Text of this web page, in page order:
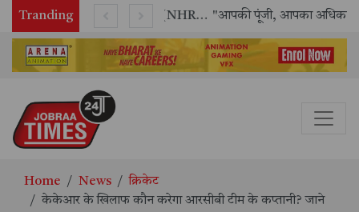
Tranding "आपकी पूंजी, आपका अधिकार" अभियान का भव्य शुभारंभ
Home News
क्रिकेट
केकेआर के खिलाफ कौन करेगा आरसीबी टीम के कप्तानी? जाने